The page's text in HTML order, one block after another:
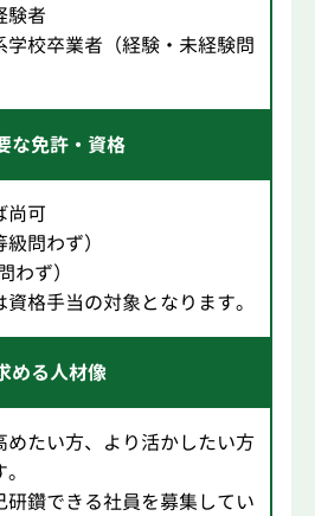
験者
校卒業者（経験・未経験問
な免許・資格
尚可
問わず）
ず）
格手当の対象となります。
める人材像
めたい方、より活かしたい方
研鑽できる社員を募集してい